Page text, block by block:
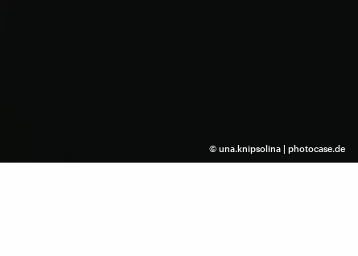
© una.knipsolina | photocase.de